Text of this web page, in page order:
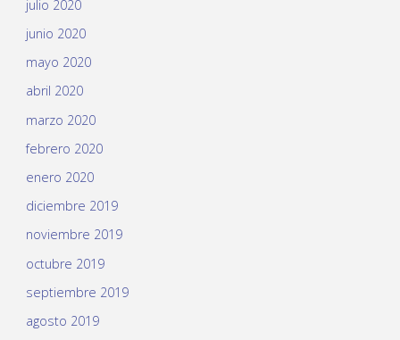
julio 2020
junio 2020
mayo 2020
abril 2020
marzo 2020
febrero 2020
enero 2020
diciembre 2019
noviembre 2019
octubre 2019
septiembre 2019
agosto 2019